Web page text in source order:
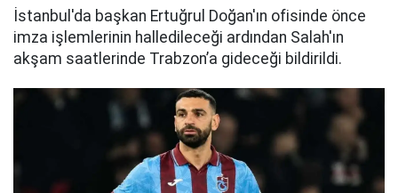
İstanbul'da başkan Ertuğrul Doğan'ın ofisinde önce
imza işlemlerinin halledileceği ardından Salah'ın
akşam saatlerinde Trabzon’a gideceği bildirildi.